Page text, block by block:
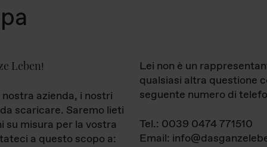
Leben!
azienda, i nostri
scaricare. Saremo lieti
misura per la vostra
a questo scopo a:
Lei non è un
qualsiasi altra questione
seguente numero di
Tel.: 0039 0474 771510
Email: